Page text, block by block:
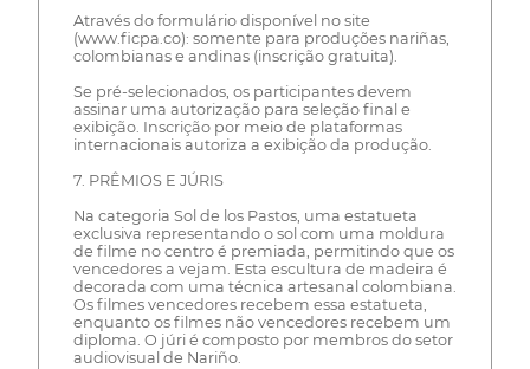
Através do formulário disponível no site
(www.ficpa.co): somente para produções nariñas,
colombianas e andinas (inscrição gratuita).
Se pré-selecionados, os participantes devem
assinar uma autorização para seleção final e
exibição. Inscrição por meio de plataformas
internacionais autoriza a exibição da produção.
7. PRÊMIOS E JÚRIS
Na categoria Sol de los Pastos, uma estatueta
exclusiva representando o sol com uma moldura
de filme no centro é premiada, permitindo que os
vencedores a vejam. Esta escultura de madeira é
decorada com uma técnica artesanal colombiana.
Os filmes vencedores recebem essa estatueta,
enquanto os filmes não vencedores recebem um
diploma. O júri é composto por membros do setor
audiovisual de Nariño.